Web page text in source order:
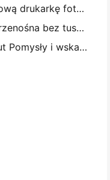
Jak wybrać kieszonkową drukarkę fotograficzną: Kompletny przewodnik dla użytkowników dziennikarstwa, podróży i iPhone'a
Najlepsza drukarka przenośna bez tuszu do podróży, szkoły i pracy mobilnej: Hanin MT620 Pro Review
Mini Photo Wall Layout Pomysły i wskazówki na dekorację sypialni i dormitorium